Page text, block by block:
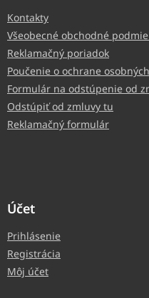
Kontakty
Všeobecné obchodné
Reklamačný poriadok
Poučenie o ochrane
Formulár na odstúpenie od
Odstúpiť od zmluvy tu
Reklamačný formulár
Účet
Prihlásenie
Registrácia
Môj účet